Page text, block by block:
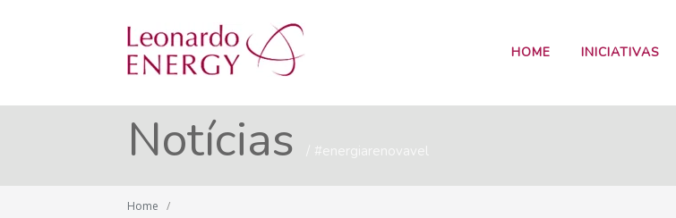
HOME INICIATIVAS
Notícias #energiarenovavel
Home /